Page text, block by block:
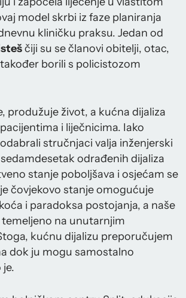
model skrbi iz faze planiranja
kliničku praksu. Jedan od
čiji su se članovi obitelji, otac,
borili s policistozom
produžuje život, a kućna dijaliza
i liječnicima. Iako
stručnjaci valja inženjerski
odrađenih dijaliza
stanje poboljšava i osjećam se
čovjekovo stanje omogućuje
i paradoksa postojanja, a naše
na unutarnjim
kućnu dijalizu preporučujem
dok ju mogu samostalno
je.